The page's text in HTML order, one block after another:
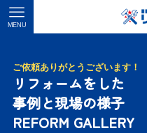
MENU
ご依頼ありがとうございます！
リフォームをした
事例と現場の様子
REFORM GALLERY